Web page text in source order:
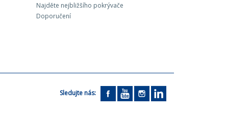
Najděte nejbližšího pokrývače
Doporučení
Sledujte nás: